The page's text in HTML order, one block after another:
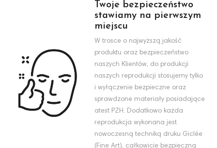
Twoje bezpieczeństwo
stawiamy na pierwszym
miejscu
W trosce o najwyższą jakość
produktu oraz bezpieczeństwo
naszych Klientów, do produkcji
naszych reprodukcji stosujemy tylko
i wyłączenie bezpieczne oraz
sprawdzone materiały posiadające
atest PZH. Dodatkowo każda
reprodukcja wykonana jest
nowoczesną techniką druku Giclée
(Fine Art), całkowicie bezpieczną